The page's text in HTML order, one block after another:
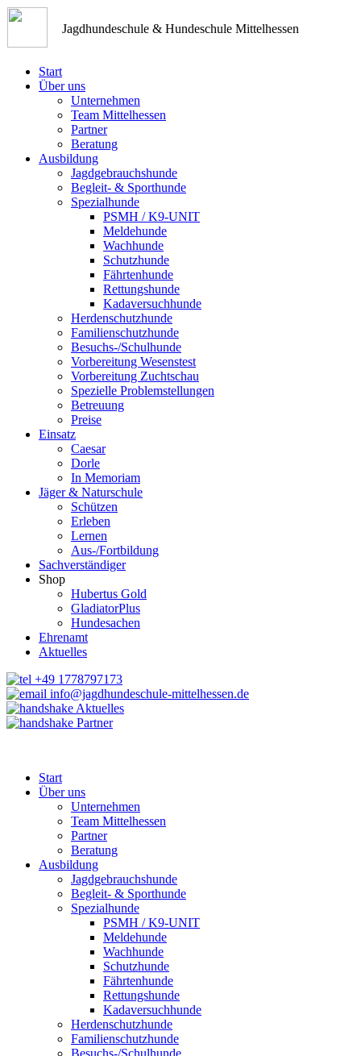
Jagdhundeschule & Hundeschule Mittelhessen
Start
Über uns
Unternehmen
Team Mittelhessen
Partner
Beratung
Ausbildung
Jagdgebrauchshunde
Begleit- & Sporthunde
Spezialhunde
PSMH / K9-UNIT
Meldehunde
Wachhunde
Schutzhunde
Fährtenhunde
Rettungshunde
Kadaversuchhunde
Herdenschutzhunde
Familienschutzhunde
Besuchs-/Schulhunde
Vorbereitung Wesenstest
Vorbereitung Zuchtschau
Spezielle Problemstellungen
Betreuung
Preise
Einsatz
Caesar
Dorle
In Memoriam
Jäger & Naturschule
Schützen
Erleben
Lernen
Aus-/Fortbildung
Sachverständiger
Shop
Hubertus Gold
GladiatorPlus
Hundesachen
Ehrenamt
Aktuelles
+49 1778797173
info@jagdhundeschule-mittelhessen.de
Aktuelles
Partner
Start
Über uns
Unternehmen
Team Mittelhessen
Partner
Beratung
Ausbildung
Jagdgebrauchshunde
Begleit- & Sporthunde
Spezialhunde
PSMH / K9-UNIT
Meldehunde
Wachhunde
Schutzhunde
Fährtenhunde
Rettungshunde
Kadaversuchhunde
Herdenschutzhunde
Familienschutzhunde
Besuchs-/Schulhunde